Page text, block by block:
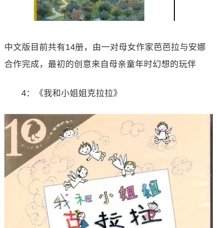
中文版目前共有14册，由一对母女作家芭芭拉与安娜
合作完成，最初的创意来自母亲童年时幻想的玩伴
4：《我和小姐姐克拉拉》